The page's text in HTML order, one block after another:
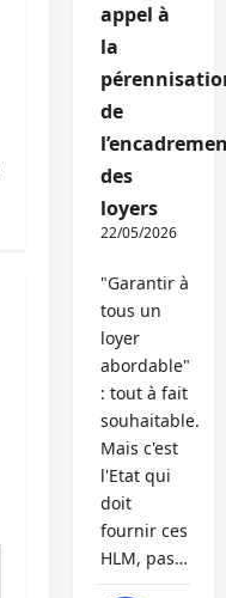
appel à
la
de
des
loyers
22/05/2026
"Garantir à
tous un
loyer
abordable"
: tout à fait
souhaitable.
Mais c'est
l'Etat qui
doit
fournir ces
HLM, pas…